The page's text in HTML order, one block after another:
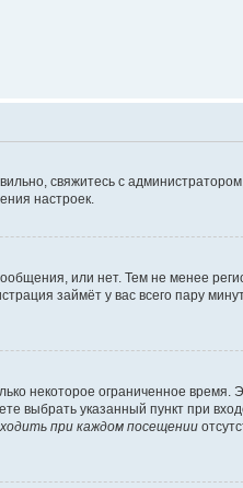
свяжитесь с
настроек.
или нет. Тем не менее
займёт у вас всего пару
некоторое ограниченное время.
выбрать указанный пункт при
при каждом посещении